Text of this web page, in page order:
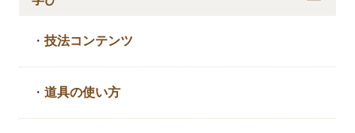
・技法コンテンツ
・道具の使い方